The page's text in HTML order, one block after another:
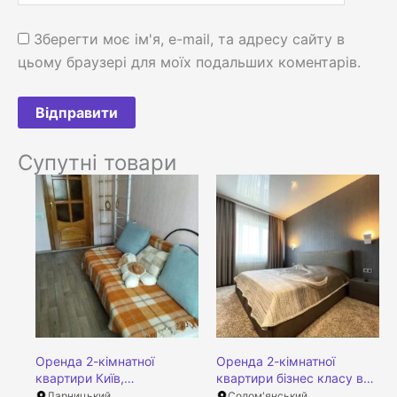
Зберегти моє ім'я, e-mail, та адресу сайту в
цьому браузері для моїх подальших коментарів.
Супутні товари
Оренда 2-кімнатної
квартири Київ,
Оренда 2-кімнатної
квартири бізнес класу в